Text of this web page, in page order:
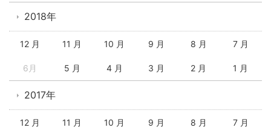
2018年
12 月 11 月 10 月 9 月 8 月 7 月
6月 5 月 4 月 3 月 2 月 1 月
2017年
12 月 11 月 10 月 9 月 8 月 7 月